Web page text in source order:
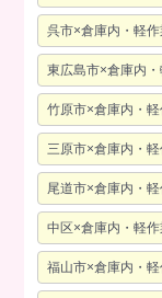
呉市×倉庫内・軽
東広島市×倉庫内
竹原市×倉庫内・
三原市×倉庫内・
尾道市×倉庫内・
中区×倉庫内・軽
福山市×倉庫内・